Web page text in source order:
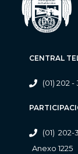
CENTRAL
(01) 202
(01) 202-
Anexo 1225